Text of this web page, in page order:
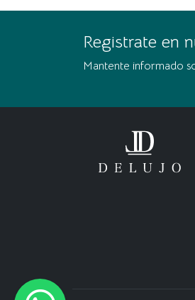
Registrate en
Mantente informado